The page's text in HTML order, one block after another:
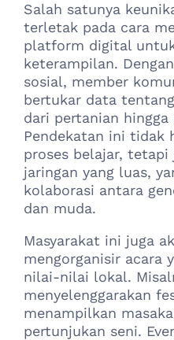
Salah satunya
terletak pada cara
platform digital
keterampilan.
sosial, member
bertukar data
dari pertanian hingga
Pendekatan ini tidak
proses belajar, tetapi
jaringan yang luas,
kolaborasi antara
dan muda.
Masyarakat ini juga
mengorganisir acara
nilai-nilai lokal.
menyelenggarakan
menampilkan
pertunjukan seni.